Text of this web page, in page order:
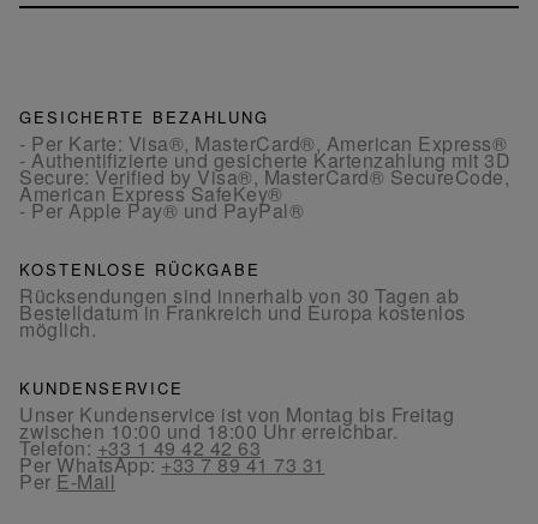
GESICHERTE BEZAHLUNG
- Per Karte: Visa®, MasterCard®, American Express®
- Authentifizierte und gesicherte Kartenzahlung mit 3D
Secure: Verified by Visa®, MasterCard® SecureCode,
American Express SafeKey®
- Per Apple Pay® und PayPal®
KOSTENLOSE RÜCKGABE
Rücksendungen sind innerhalb von 30 Tagen ab
Bestelldatum in Frankreich und Europa kostenlos
möglich.
KUNDENSERVICE
Unser Kundenservice ist von Montag bis Freitag
zwischen 10:00 und 18:00 Uhr erreichbar.
Telefon:+33 1 49 42 42 63
Per WhatsApp:+33 7 89 41 73 31
Per E-Mail